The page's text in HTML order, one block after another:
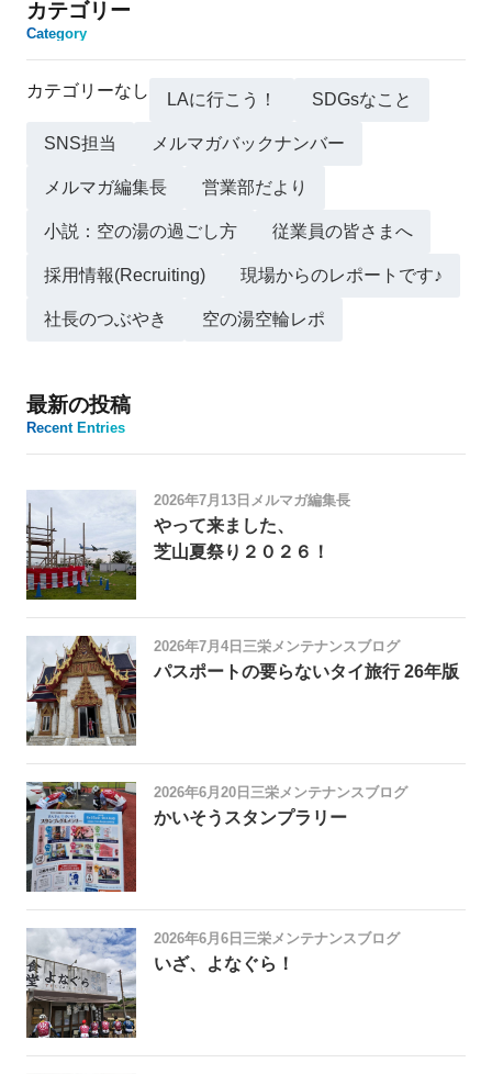
カテゴリー
Category
カテゴリーなし LAに行こう！ SDGsなこと
SNS担当 メルマガバックナンバー
メルマガ編集長 営業部だより
小説：空の湯の過ごし方 従業員の皆さまへ
採用情報(Recruiting) 現場からのレポートです♪
社長のつぶやき 空の湯空輪レポ
最新の投稿
Recent Entries
2026年7月13日 メルマガ編集長
やって来ました、
芝山夏祭り２０２６！
2026年7月4日 三栄メンテナンスブログ
パスポートの要らないタイ旅行 26年版
2026年6月20日 三栄メンテナンスブログ
かいそうスタンプラリー
2026年6月6日 三栄メンテナンスブログ
いざ、よなぐら！